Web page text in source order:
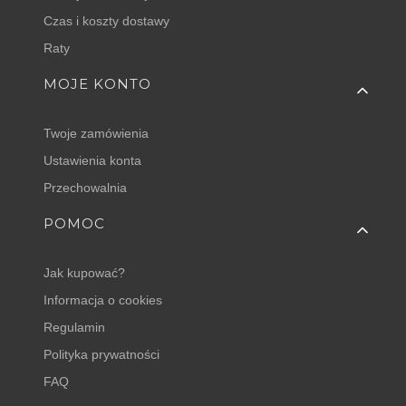
Czas i koszty dostawy
Raty
MOJE KONTO
Twoje zamówienia
Ustawienia konta
Przechowalnia
POMOC
Jak kupować?
Informacja o cookies
Regulamin
Polityka prywatności
FAQ